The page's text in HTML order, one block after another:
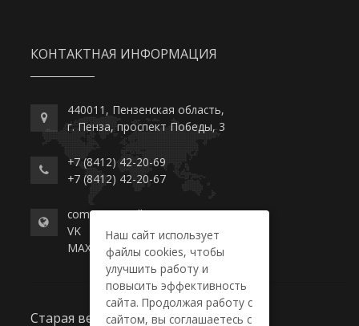
КОНТАКТНАЯ ИНФОРМАЦИЯ
440011, Пензенская область,
г. Пенза, проспект Победы, 3
+7 (8412) 42-20-69
+7 (8412) 42-20-67
commerce-college.ru
VK
MAX
Старая версия сайта
Наш сайт использует
файлы cookies, чтобы
улучшить работу и
повысить эффективность
сайта. Продолжая работу с
сайтом, вы соглашаетесь с